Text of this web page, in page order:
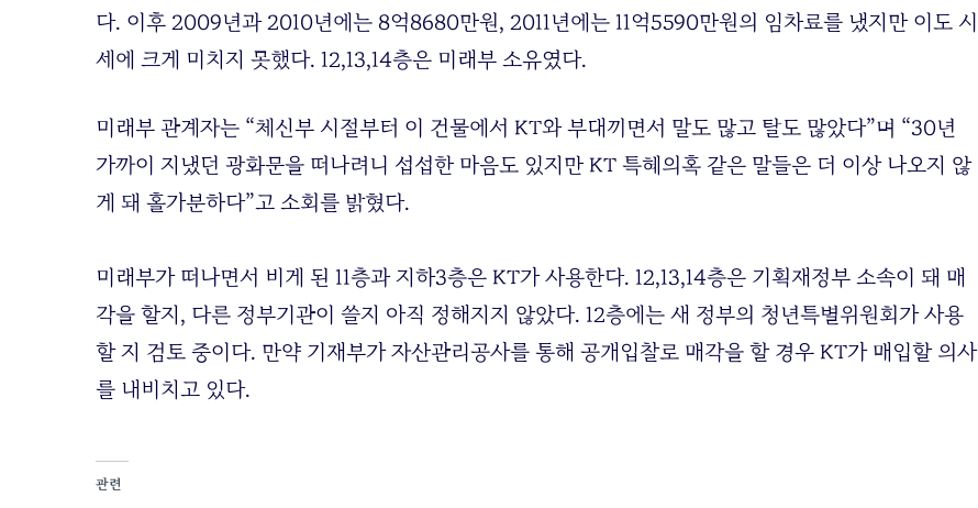
다. 이후 2009년과 2010년에는 8억8680만원, 2011년에는 11억5590만원의 임차료를 냈지만 이도 시
세에 크게 미치지 못했다. 12,13,14층은 미래부 소유였다.
미래부 관계자는 “체신부 시절부터 이 건물에서 KT와 부대끼면서 말도 많고 탈도 많았다”며 “30년
가까이 지냈던 광화문을 떠나려니 섭섭한 마음도 있지만 KT 특혜의혹 같은 말들은 더 이상 나오지 않
게 돼 홀가분하다”고 소회를 밝혔다.
미래부가 떠나면서 비게 된 11층과 지하3층은 KT가 사용한다. 12,13,14층은 기획재정부 소속이 돼 매
각을 할지, 다른 정부기관이 쓸지 아직 정해지지 않았다. 12층에는 새 정부의 청년특별위원회가 사용
할 지 검토 중이다. 만약 기재부가 자산관리공사를 통해 공개입찰로 매각을 할 경우 KT가 매입할 의사
를 내비치고 있다.
관련